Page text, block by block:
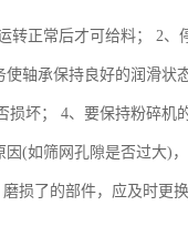
正常后才可给料； 2、
轴承保持良好的润滑状
坏； 4、要保持粉碎机
(如筛网孔隙是否过大)
损了的部件，应及时更